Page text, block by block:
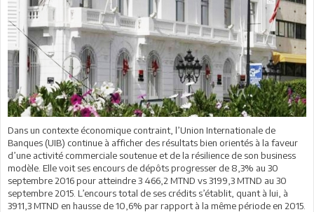
Dans un contexte économique contraint, l’Union Internationale de
Banques (UIB) continue à afficher des résultats bien orientés à la faveur
d’une activité commerciale soutenue et de la résilience de son business
modèle. Elle voit ses encours de dépôts progresser de 8,3% au 30
septembre 2016 pour atteindre3 466,2 MTND vs 3199,3 MTND au 30
septembre 2015. L’encours total de ses crédits s’établit, quant à lui, à
3911,3 MTND en hausse de10,6% par rapport à la même période en 2015.